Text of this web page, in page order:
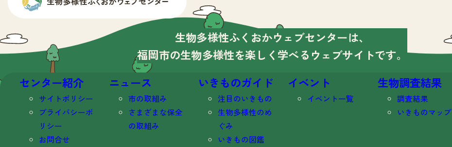
生物多様性ふくおかウェブセンターは、
福岡市の生物多様性を楽しく学べる ウェブサイトです。
センター紹介
サイトポリシー
プライバシーポ
リシー
お問合せ
ニュース
市の取組み
さまざまな保全
の取組み
いきものガイド
注目のいきもの
生物多様性のめ
ぐみ
いきもの図鑑
イベント
イベント一覧
生物調査結果
調査結果
いきものマップ